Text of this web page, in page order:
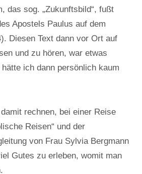
das sog. „Zukunftsbild“, fußt
Apostels Paulus auf dem
Diesen Text dann vor Ort auf
und zu hören, war etwas
ich dann persönlich kaum
rechnen, bei einer Reise
Reisen“ und der
von Frau Sylvia Bergmann
Gutes zu erleben, womit man